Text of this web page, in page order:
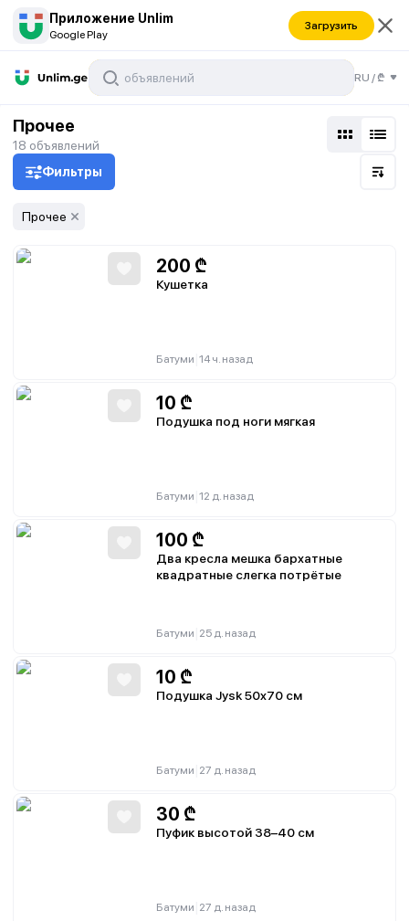
Приложение Unlim
Google Play
Загрузить
RU /₾
Прочее
18 объявлений
Фильтры
Прочее
200 ₾
Кушетка
Батуми 14 ч. назад
10 ₾
Подушка под ноги мягкая
Батуми 12 д. назад
100 ₾
Два кресла мешка бархатные
квадратные слегка потрётые
Батуми 25 д. назад
10 ₾
Подушка Jysk 50x70 см
Батуми 27 д. назад
30 ₾
Пуфик высотой 38–40 см
Батуми 27 д. назад